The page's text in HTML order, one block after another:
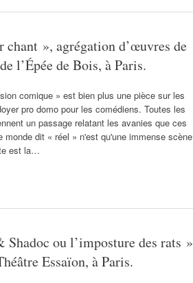
», agrégation d’œuvres de
l’Épée de Bois, à Paris.
comique » est bien plus une pièce sur les
pro domo pour les comédiens. Toutes les
un passage relatant les avanies que ces
monde dit « réel » n'est qu'une immense scène
est la…
Shadoc ou l’imposture des rats »
Essaïon, à Paris.